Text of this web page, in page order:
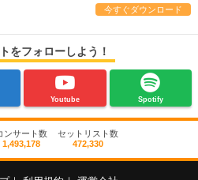
今すぐダウンロード
をフォローしよう！
Youtube Spotify
ンサート数
1,493,178
セットリスト数
472,330